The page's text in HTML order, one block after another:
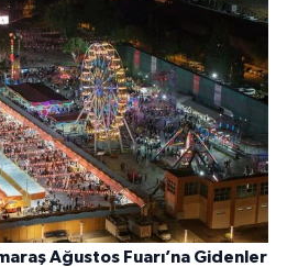
Ağustos Fuarı’na Gidenler